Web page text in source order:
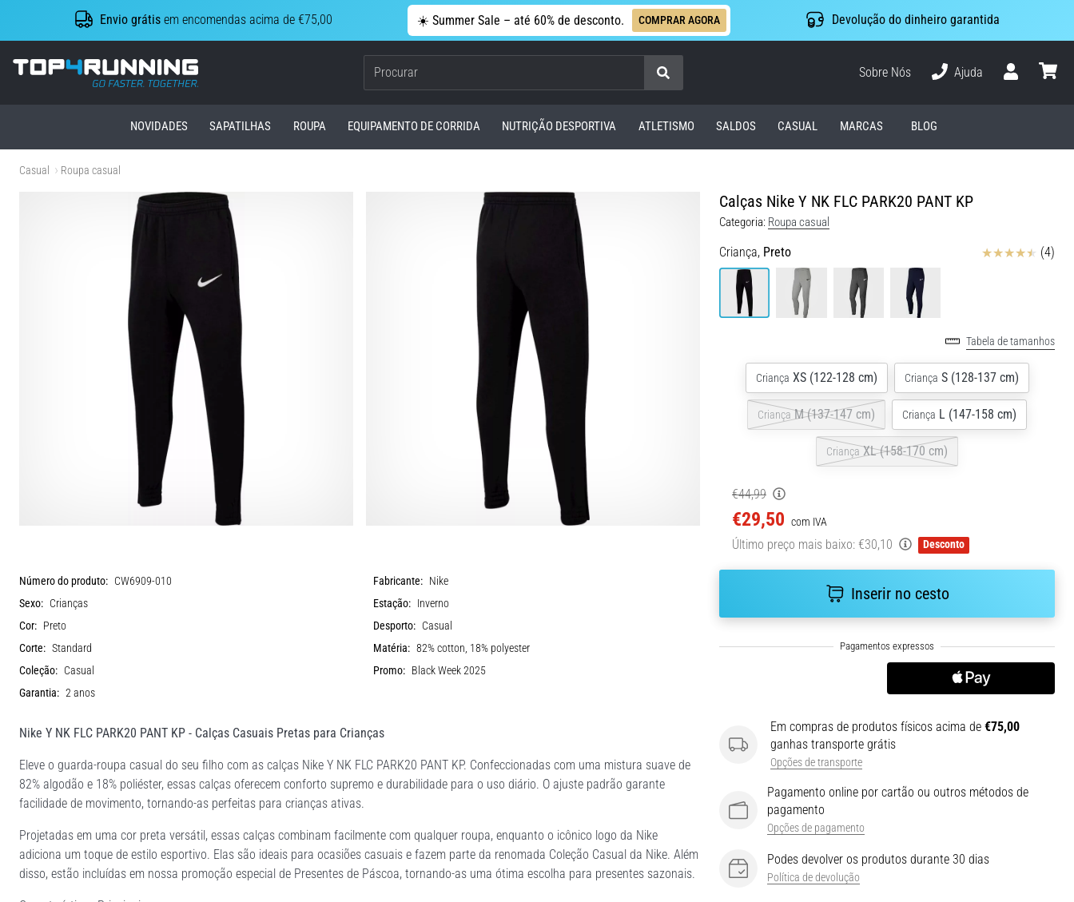
Envio grátis em encomendas acima de €75,00 ☀️ Summer Sale – até 60% de desconto. COMPRAR AGORA Devolução do dinheiro garantida
Top4Running.pt
Procurar
Sobre Nós
Ajuda
NOVIDADES SAPATILHAS ROUPA EQUIPAMENTO DE CORRIDA NUTRIÇÃO DESPORTIVA ATLETISMO SALDOS CASUAL MARCAS BLOG
Casual Roupa casual
Calças Nike Y NK FLC PARK20 PANT KP
Categoria: Roupa casual
Criança, Preto Avaliação (4)
Tabela de tamanhos
Criança XS (122-128 cm) Criança S (128-137 cm)
Criança M (137-147 cm) Criança L (147-158 cm)
Criança XL (158-170 cm)
€44,99
€29,50 com IVA
Último preço mais baixo: €30,10 Desconto
Inserir no cesto
Em compras de produtos físicos acima de €75,00
ganhas transporte grátis
Opções de transporte
Pagamento online por cartão ou outros métodos de
pagamento
Opções de pagamento
Podes devolver os produtos durante 30 dias
Política de devolução
Número do produto: CW6909-010 Fabricante: Nike
Sexo: Crianças Estação: Inverno
Cor: Preto Desporto: Casual
Corte: Standard Matéria: 82% cotton, 18% polyester
Coleção: Casual Promo: Black Week 2025
Garantia: 2 anos
Nike Y NK FLC PARK20 PANT KP - Calças Casuais Pretas para Crianças
Eleve o guarda-roupa casual do seu filho com as calças Nike Y NK FLC PARK20 PANT KP. Confeccionadas com uma mistura suave de
82% algodão e 18% poliéster, essas calças oferecem conforto supremo e durabilidade para o uso diário. O ajuste padrão garante
facilidade de movimento, tornando-as perfeitas para crianças ativas.
Projetadas em uma cor preta versátil, essas calças combinam facilmente com qualquer roupa, enquanto o icônico logo da Nike
adiciona um toque de estilo esportivo. Elas são ideais para ocasiões casuais e fazem parte da renomada Coleção Casual da Nike. Além
disso, estão incluídas em nossa promoção especial de Presentes de Páscoa, tornando-as uma ótima escolha para presentes sazonais.